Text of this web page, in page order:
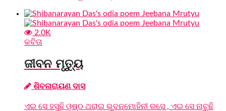
2.0K
କବିତା
ଜୀବନ ମୃତ୍ୟୁ
ଶିବନାରାୟଣ ଦାସ
ଏଇ ସେ ହସୁଛି ଓ଼ଷ୍ଠ ଥରାଇ ଭୁବନମୋହିନୀ ରସେ , ଏଇ ସେ ନାଚୁଛି